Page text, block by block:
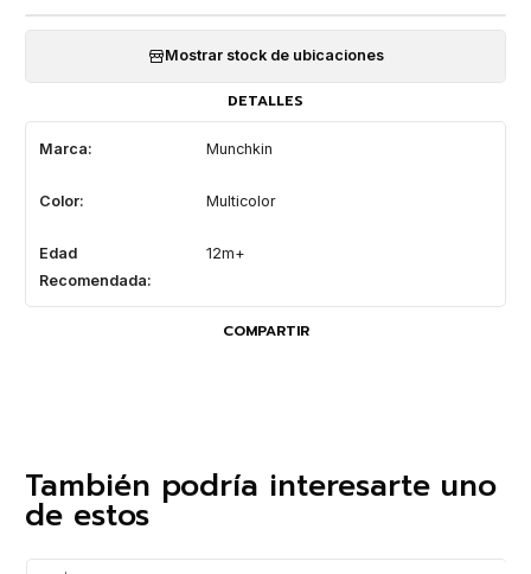
Mostrar stock de ubicaciones
DETALLES
Marca: Munchkin
Color: Multicolor
Edad
Recomendada:
12m+
COMPARTIR
También podría interesarte uno
de estos